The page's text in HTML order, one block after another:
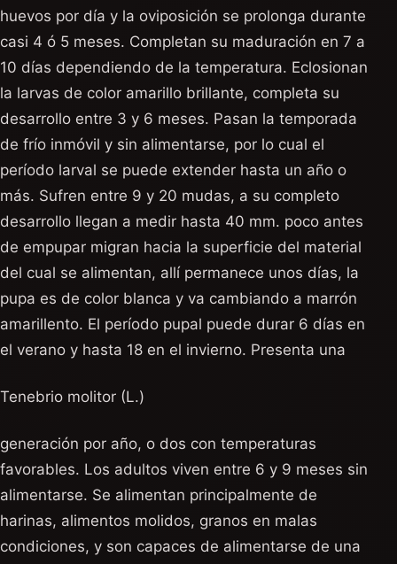
huevos por día y la oviposición se prolonga durante
casi 4 ó 5 meses. Completan su maduración en 7 a
10 días dependiendo de la temperatura. Eclosionan
la larvas de color amarillo brillante, completa su
desarrollo entre 3 y 6 meses. Pasan la temporada
de frío inmóvil y sin alimentarse, por lo cual el
período larval se puede extender hasta un año o
más. Sufren entre 9 y 20 mudas, a su completo
desarrollo llegan a medir hasta 40 mm. poco antes
de empupar migran hacia la superficie del material
del cual se alimentan, allí permanece unos días, la
pupa es de color blanca y va cambiando a marrón
amarillento. El período pupal puede durar 6 días en
el verano y hasta 18 en el invierno. Presenta una
Tenebrio molitor (L.)
generación por año, o dos con temperaturas
favorables. Los adultos viven entre 6 y 9 meses sin
alimentarse. Se alimentan principalmente de
harinas, alimentos molidos, granos en malas
condiciones, y son capaces de alimentarse de una